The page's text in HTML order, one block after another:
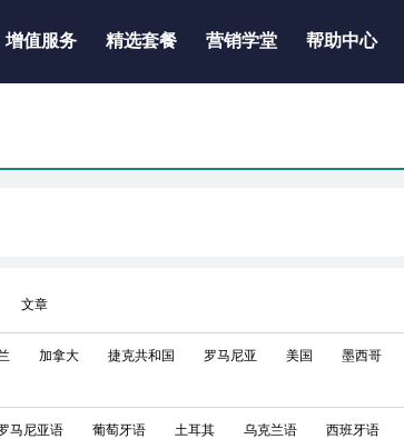
增值服务 精选套餐 营销学堂 帮助中心
文章
加拿大 捷克共和国 罗马尼亚 美国 墨西哥
马尼亚语 葡萄牙语 土耳其 乌克兰语 西班牙语